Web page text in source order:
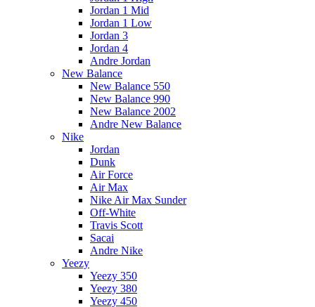
Jordan 1 Mid
Jordan 1 Low
Jordan 3
Jordan 4
Andre Jordan
New Balance
New Balance 550
New Balance 990
New Balance 2002
Andre New Balance
Nike
Jordan
Dunk
Air Force
Air Max
Nike Air Max Sunder
Off-White
Travis Scott
Sacai
Andre Nike
Yeezy
Yeezy 350
Yeezy 380
Yeezy 450